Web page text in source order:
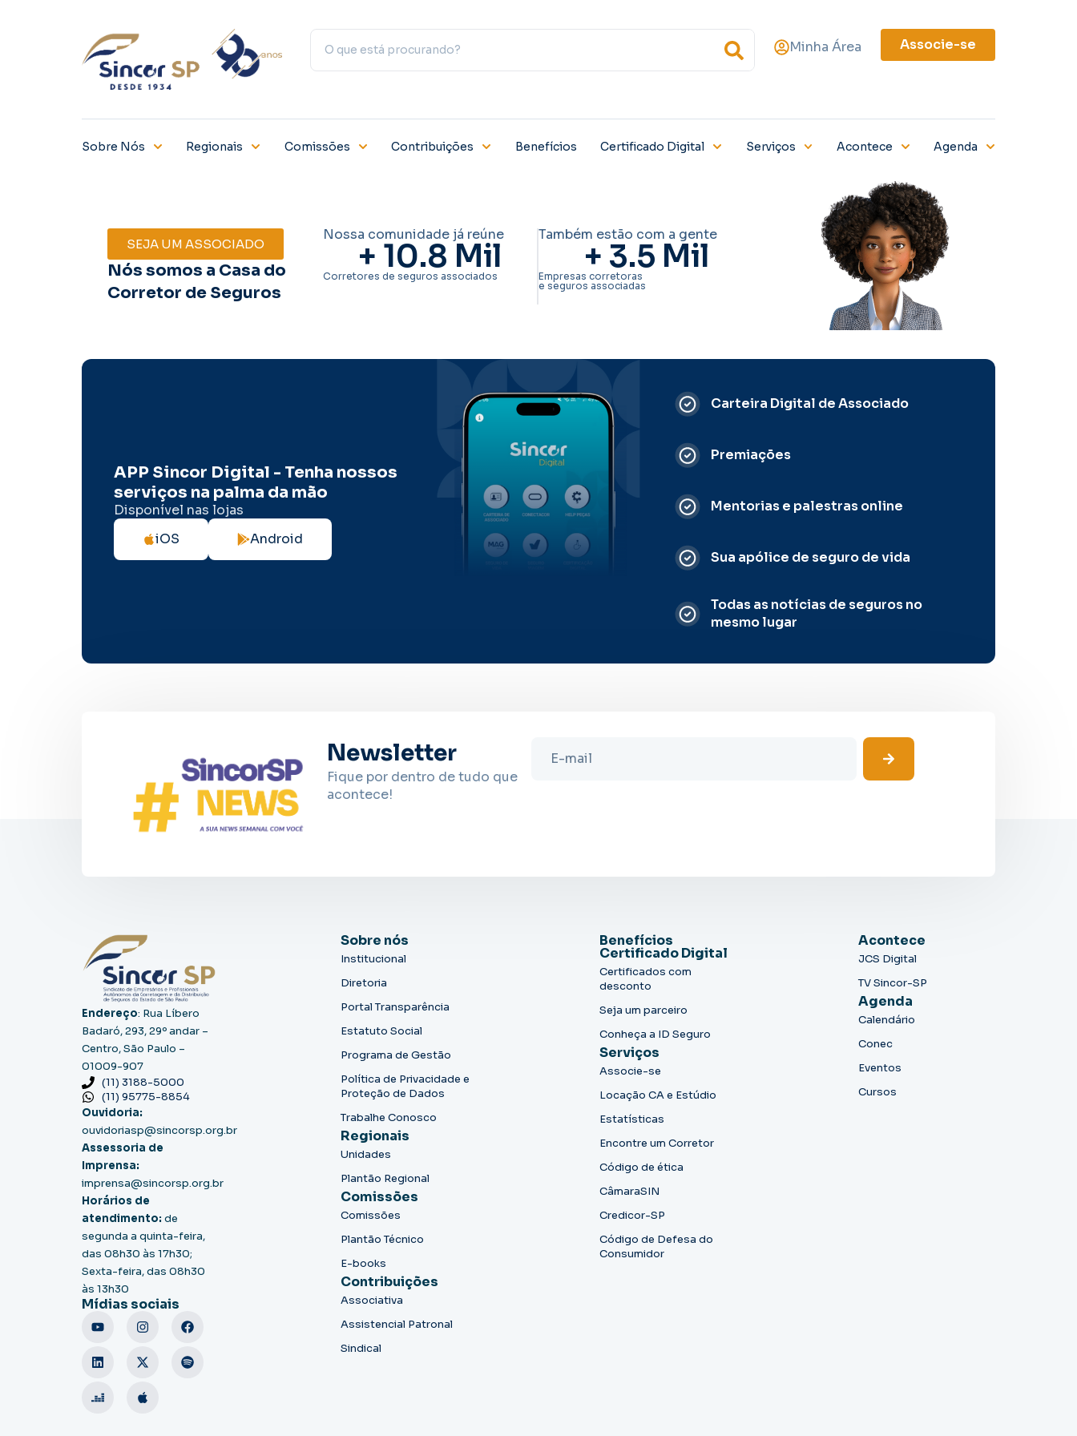
Minha Área Associe-se
Sobre Nós Regionais Comissões Contribuições Benefícios Certificado Digital Serviços Acontece Agenda
SEJA UM ASSOCIADO
Nós somos a Casa do
Corretor de Seguros
Nossa comunidade já reúne
+ 10.8 Mil
Corretores de seguros associados
Também estão com a gente
+ 3.5 Mil
Empresas corretoras
e seguros associadas
APP Sincor Digital - Tenha nossos
serviços na palma da mão
Disponível nas lojas
iOS
Android
Carteira Digital de Associado
Premiações
Mentorias e palestras online
Sua apólice de seguro de vida
Todas as notícias de seguros no
mesmo lugar
Newsletter
Fique por dentro de tudo que
acontece!
Endereço: Rua Líbero
Badaró, 293, 29º andar –
Centro, São Paulo –
01009-907
(11) 3188-5000
(11) 95775-8854
Ouvidoria:
ouvidoriasp@sincorsp.org.br
Assessoria de
Imprensa:
imprensa@sincorsp.org.br
Horários de
atendimento: de
segunda a quinta-feira,
das 08h30 às 17h30;
Sexta-feira, das 08h30
às 13h30
Mídias sociais
Sobre nós
Institucional
Diretoria
Portal Transparência
Estatuto Social
Programa de Gestão
Política de Privacidade e
Proteção de Dados
Trabalhe Conosco
Regionais
Unidades
Plantão Regional
Comissões
Comissões
Plantão Técnico
E-books
Contribuições
Associativa
Assistencial Patronal
Sindical
Benefícios
Certificado Digital
Certificados com
desconto
Seja um parceiro
Conheça a ID Seguro
Serviços
Associe-se
Locação CA e Estúdio
Estatísticas
Encontre um Corretor
Código de ética
CâmaraSIN
Credicor-SP
Código de Defesa do
Consumidor
Acontece
JCS Digital
TV Sincor-SP
Agenda
Calendário
Conec
Eventos
Cursos